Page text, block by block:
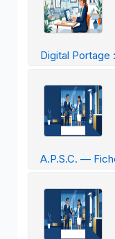
Digital Portage
A.P.S.C. —